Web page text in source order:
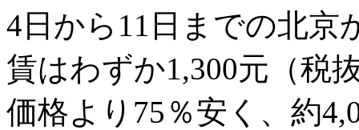
4日から11日までの北京
賃はわずか1,300元（税
価格より75％安く、約